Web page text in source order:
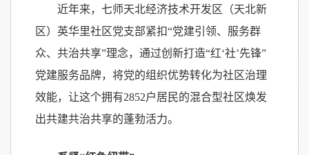
近年来，七师天北经济技术开发区（天北新
区）英华里社区党支部紧扣“党建引领、服务群
众、共治共享”理念，通过创新打造“红‘社’先锋”
党建服务品牌，将党的组织优势转化为社区治理
效能，让这个拥有2852户居民的混合型社区焕发
出共建共治共享的蓬勃活力。